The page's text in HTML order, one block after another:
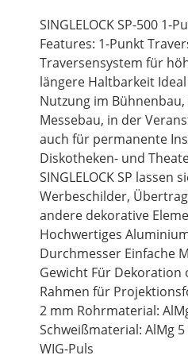
SINGLELOCK SP-500 1-
Features: 1-Punkt
Traversensystem für
längere Haltbarkeit
Nutzung im Bühnenbau,
Messebau, in der
auch für permanente
Diskotheken- und
SINGLELOCK SP lassen
Werbeschilder,
andere dekorative
Hochwertiges
Durchmesser Einfache
Gewicht Für Dekoration
Rahmen für
2 mm Rohrmaterial:
Schweißmaterial: AlMg
WIG-Puls